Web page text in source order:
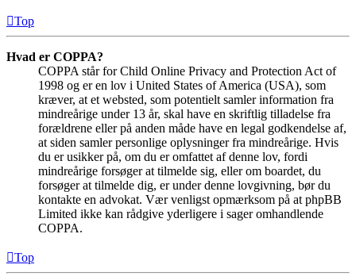
Top
Hvad er COPPA?
COPPA står for Child Online Privacy and Protection Act of
1998 og er en lov i United States of America (USA), som
kræver, at et websted, som potentielt samler information fra
mindreårige under 13 år, skal have en skriftlig tilladelse fra
forældrene eller på anden måde have en legal godkendelse af,
at siden samler personlige oplysninger fra mindreårige. Hvis
du er usikker på, om du er omfattet af denne lov, fordi
mindreårige forsøger at tilmelde sig, eller om boardet, du
forsøger at tilmelde dig, er under denne lovgivning, bør du
kontakte en advokat. Vær venligst opmærksom på at phpBB
Limited ikke kan rådgive yderligere i sager omhandlende
COPPA.
Top